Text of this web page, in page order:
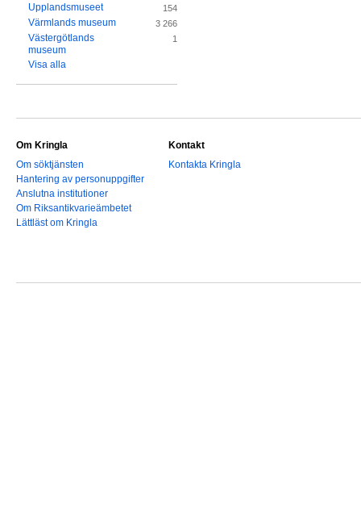
Upplandsmuseet 154
Värmlands museum 3 266
Västergötlands
museum
1
Visa alla
Om Kringla
Om söktjänsten
Hantering av personuppgifter
Anslutna institutioner
Om Riksantikvarieämbetet
Lättläst om Kringla
Kontakt
Kontakta Kringla